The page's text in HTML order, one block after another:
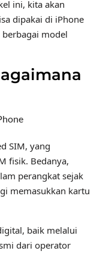
ini, kita akan
dipakai di iPhone
model
SIM, yang
fisik. Bedanya,
perangkat sejak
memasukkan kartu
baik melalui
dari operator